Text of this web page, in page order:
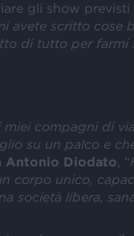
gli show previsti
avete scritto cose
di tutto per farmi
miei compagni di
su un palco e
Antonio Diodato , “
corpo unico,
società libera,